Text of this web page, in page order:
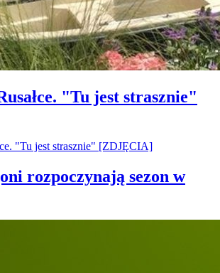
"Tu jest strasznie"
rozpoczynają sezon w